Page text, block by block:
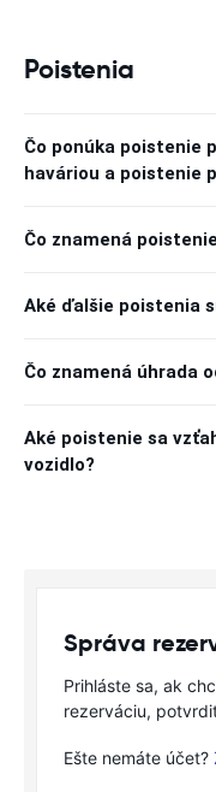
Poistenia
Čo ponúka poistenie
haváriou a poistenie
Čo znamená
Aké ďalšie poistenia
Čo znamená úhrada
Aké poistenie sa
vozidlo?
Správa
Prihláste sa, ak
rezerváciu,
Ešte nemáte účet?